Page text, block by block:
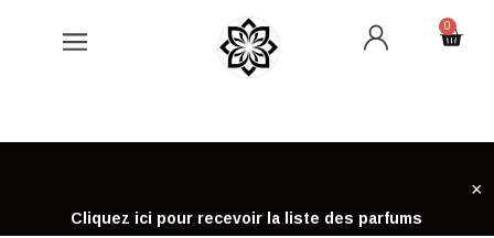
0
Cart
Cliquez ici pour recevoir la liste des parfums
×